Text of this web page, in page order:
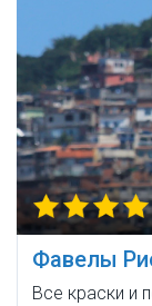
Фавелы
Все краски и